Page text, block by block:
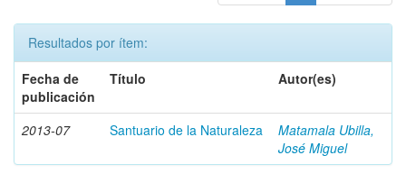
Resultados por ítem:
Fecha de
publicación
Título Autor(es)
2013-07 Santuario de la Naturaleza
Matamala Ubilla,
José Miguel